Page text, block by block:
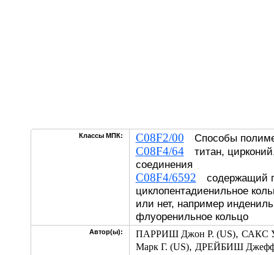
Классы МПК: C08F2/00 Способы
C08F4/64титан,
соединения
C08F4/6592 содержащий
циклопентадиенильное
или нет, например
флуоренильное кольцо
Автор(ы): ПАРРИШ Джон Р. (US), САКС
Марк Г. (US), ДРЕЙБИШ